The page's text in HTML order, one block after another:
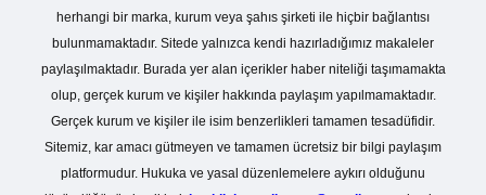
herhangi bir marka, kurum veya şahıs şirketi ile hiçbir bağlantısı
bulunmamaktadır. Sitede yalnızca kendi hazırladığımız makaleler
paylaşılmaktadır. Burada yer alan içerikler haber niteliği taşımamakta
olup, gerçek kurum ve kişiler hakkında paylaşım yapılmamaktadır.
Gerçek kurum ve kişiler ile isim benzerlikleri tamamen tesadüfidir.
Sitemiz, kar amacı gütmeyen ve tamamen ücretsiz bir bilgi paylaşım
platformudur. Hukuka ve yasal düzenlemelere aykırı olduğunu